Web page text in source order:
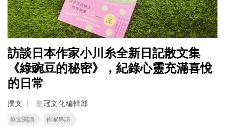
訪談日本作家小川糸全新日記散文集
《綠豌豆的秘密》，紀錄心靈充滿喜悅
的日常
撰文 皇冠文化編輯部
華文閱讀 作家專訪